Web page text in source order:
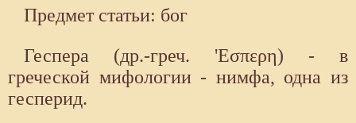
Предмет статьи: бог
Геспера (др.-греч. 'Εσπερη) - в
греческой мифологии - нимфа, одна из
гесперид.